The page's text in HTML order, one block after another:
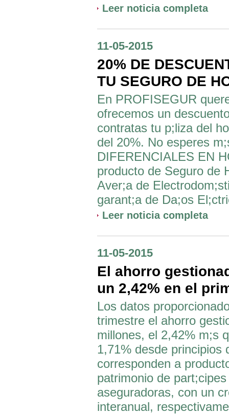
Leer noticia completa
11-05-2015
20% DE
TU SEGURO DE
En PROFISEGUR
ofrecemos un
contratas tu p;liza del
del 20%. No esperes
DIFERENCIALES EN
producto de Seguro de
Aver;a de
garant;a de Da;os
Leer noticia completa
11-05-2015
El ahorro
un 2,42% en el
Los datos
trimestre el ahorro
millones, el 2,42% m;s
1,71% desde principios
corresponden a
patrimonio de
aseguradoras, con un
interanual,